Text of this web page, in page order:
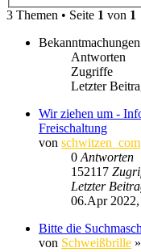
3 Themen • Seite 1 von 1
Bekanntmachungen
Antworten
Zugriffe
Letzter
Wir ziehen um -
Freischaltung
von schwitzen_com
0 Antworten
152117
Letzter
06.Apr
Bitte die
von Schweißbrille »